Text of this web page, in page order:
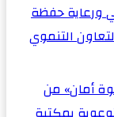
ورعاية حفظة
التنموي
أمان» من